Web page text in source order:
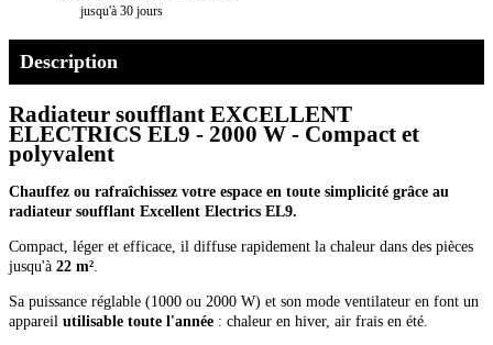
jusqu'à 30 jours
Description
Radiateur soufflant EXCELLENT
ELECTRICS EL9 - 2000 W - Compact et
polyvalent
Chauffez ou rafraîchissez votre espace en toute simplicité grâce au
radiateur soufflant Excellent Electrics EL9.
Compact, léger et efficace, il diffuse rapidement la chaleur dans des pièces
jusqu'à 22 m².
Sa puissance réglable (1000 ou 2000 W) et son mode ventilateur en font un
appareil utilisable toute l'année : chaleur en hiver, air frais en été.